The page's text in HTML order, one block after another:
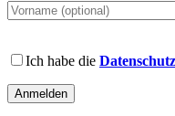
leave
empty.
leave
field
Ich habe die